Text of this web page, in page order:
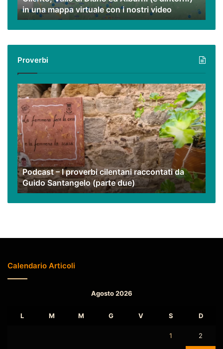
una
mappa
virtuale
nostri
video
in una mappa virtuale con i nostri video
Proverbi
Podcast
–
I
proverbi
cilentani
raccontati
da
Guido
Santangelo
(parte
due)
Podcast – I proverbi cilentani raccontati da
Guido Santangelo (parte due)
Calendario Articoli
Agosto 2026
L M M G V S D
1 2